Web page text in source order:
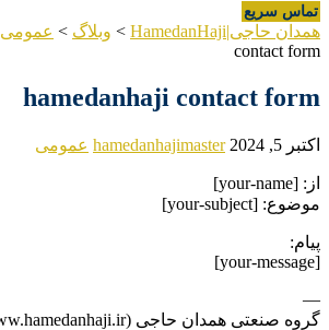
تماس سریع
همدان حاجی|HamedanHaji > وبلاگ > عمومی
contact form
hamedanhaji contact form
اکتبر 5, 2024 hamedanhajimaster عمومی
از: [your-name]
موضوع: [your-subject]
پیام:
[your-message]
—
گروه صنعتی همدان حاجی (https://www.hamedanhaji.ir)